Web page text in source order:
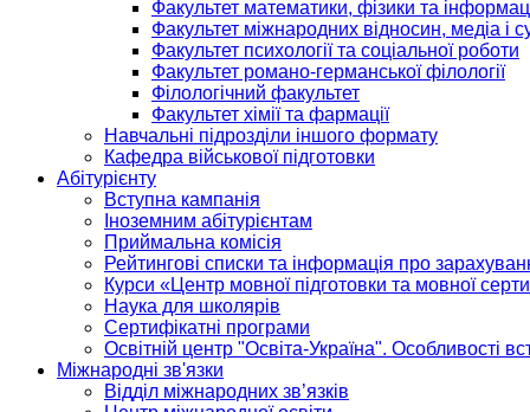
Факультет математики, фізики та
Факультет міжнародних відносин, медіа і
Факультет психології та соціальної роботи
Факультет романо-германської філології
Філологічний факультет
Факультет хімії та фармації
Навчальні підрозділи іншого формату
Кафедра військової підготовки
Абітурієнту
Вступна кампанія
Іноземним абітурієнтам
Приймальна комісія
Рейтингові списки та інформація про
Курси «Центр мовної підготовки та мовної
Наука для школярів
Сертифікатні програми
Освітній центр "Освіта-Україна". Особливості
Міжнародні зв'язки
Відділ міжнародних зв’язків